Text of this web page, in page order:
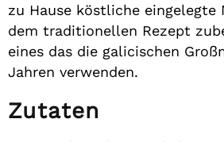
zu Hause köstliche eingelegte
dem traditionellen Rezept
eines das die galicischen
Jahren verwenden.
Zutaten